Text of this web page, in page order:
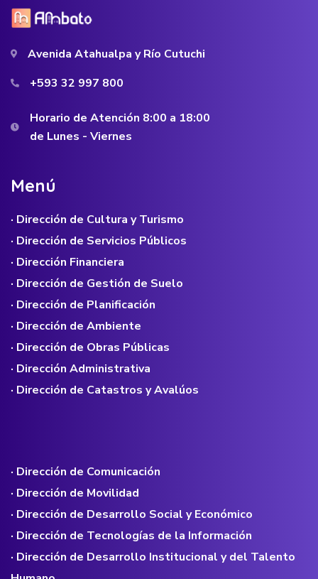
Avenida Atahualpa y Río Cutuchi
+593 32 997 800
Horario de Atención 8:00 a 18:00
de Lunes - Viernes
Menú
· Dirección de Cultura y Turismo
· Dirección de Servicios Públicos
· Dirección Financiera
· Dirección de Gestión de Suelo
· Dirección de Planificación
· Dirección de Ambiente
· Dirección de Obras Públicas
· Dirección Administrativa
· Dirección de Catastros y Avalúos
· Dirección de Comunicación
· Dirección de Movilidad
· Dirección de Desarrollo Social y Económico
· Dirección de Tecnologías de la Información
· Dirección de Desarrollo Institucional y del Talento